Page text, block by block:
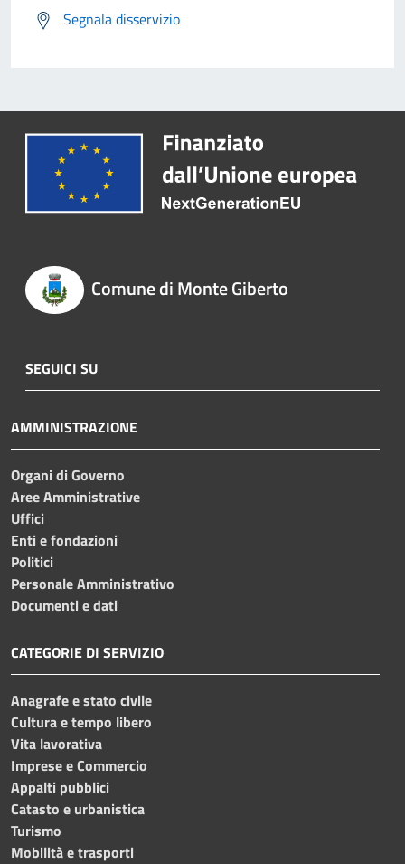
Segnala disservizio
Comune di Monte Giberto
SEGUICI SU
AMMINISTRAZIONE
Organi di Governo
Aree Amministrative
Uffici
Enti e fondazioni
Politici
Personale Amministrativo
Documenti e dati
CATEGORIE DI SERVIZIO
Anagrafe e stato civile
Cultura e tempo libero
Vita lavorativa
Imprese e Commercio
Appalti pubblici
Catasto e urbanistica
Turismo
Mobilità e trasporti